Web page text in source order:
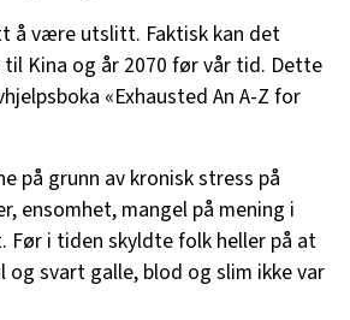
å være utslitt. Faktisk kan det
Kina og år 2070 før vår tid. Dette
«Exhausted An A-Z for
på grunn av kronisk stress på
ensomhet, mangel på mening i
i tiden skyldte folk heller på at
og svart galle, blod og slim ikke var